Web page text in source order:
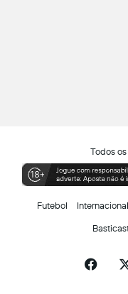
Todos
Futebol Internacional